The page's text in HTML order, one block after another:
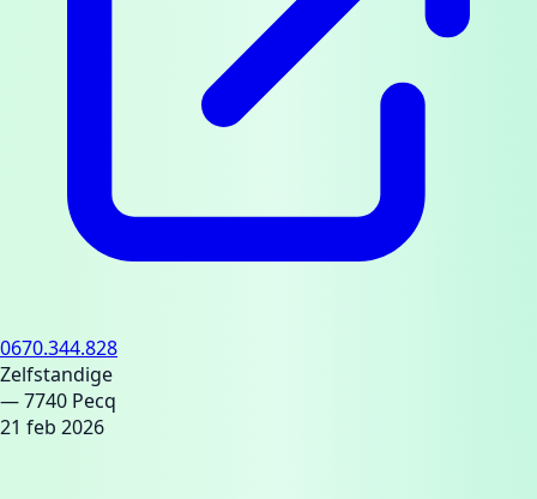
0670.344.828
Zelfstandige
— 7740 Pecq
21 feb 2026